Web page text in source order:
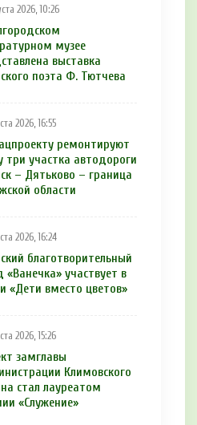
2026, 10:26
музее
выставка
поэта Ф. Тютчева
2026, 16:55
ремонтируют
три участка автодороги
– Дятьково – граница
области
2026, 16:24
благотворительный
«Ванечка» участвует в
«Дети вместо цветов»
2026, 15:26
замглавы
Климовского
стал лауреатом
«Служение»